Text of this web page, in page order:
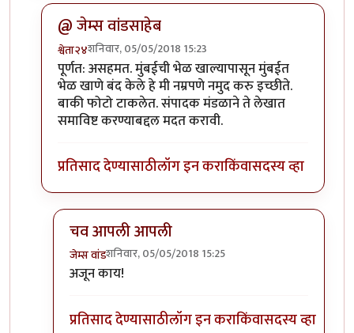
@ जेम्स वांडसाहेब
श्वेता२४शनिवार, 05/05/2018 15:23
In reply toकाही जुन्या मिपाकरांनुसारbyजेम्स वांड
पूर्णत: असहमत. मुंबईची भेळ खाल्यापासून मुंबईत
भेळ खाणे बंद केले हे मी नम्रपणे नमुद करु इच्छीते.
बाकी फोटो टाकलेत. संपादक मंडळाने ते लेखात
समाविष्ट करण्याबद्दल मदत करावी.
प्रतिसाद देण्यासाठीलॉग इन कराकिंवासदस्य व्हा
चव आपली आपली
जेम्स वांडशनिवार, 05/05/2018 15:25
In reply to
अजून काय!
प्रतिसाद देण्यासाठीलॉग इन कराकिंवासदस्य व्हा